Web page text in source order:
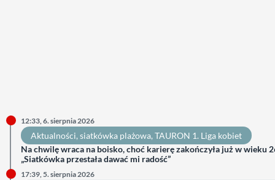
12:33, 6. sierpnia 2026
Aktualności, siatkówka plażowa, TAURON 1. Liga kobiet
Na chwilę wraca na boisko, choć karierę zakończyła już w wieku
„Siatkówka przestała dawać mi radość”
17:39, 5. sierpnia 2026